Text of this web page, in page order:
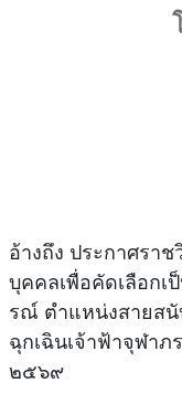
อ้างถึง ประกาศรา
บุคคลเพื่อคัดเลือกเ
รณ์ ตำแหน่งสายส
ฉุกเฉินเจ้าฟ้าจุฬา
๒๕๖๙